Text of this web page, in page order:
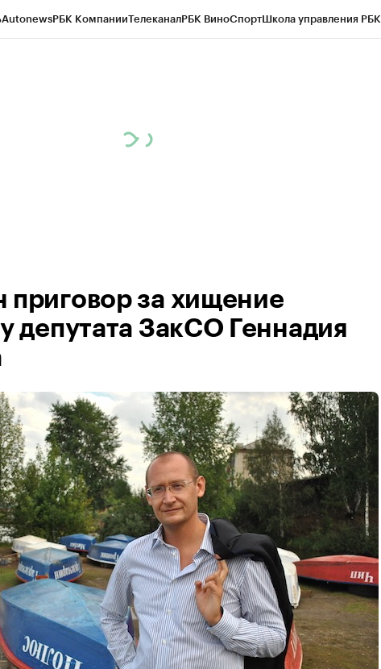
AutonewsРБК КомпанииТелеканалРБК ВиноСпортШкола управления РБК
приговор за хищение
депутата ЗакСО Геннадия